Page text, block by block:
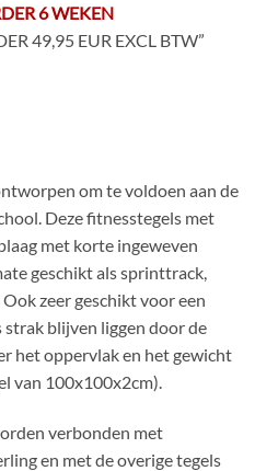
6 WEKEN
49,95 EUR EXCL BTW”
om te voldoen aan de
Deze fitnesstegels met
met korte ingeweven
geschikt als sprinttrack,
zeer geschikt voor een
strak blijven liggen door de
het oppervlak en het gewicht
van 100x100x2cm).
verbonden met
en met de overige tegels